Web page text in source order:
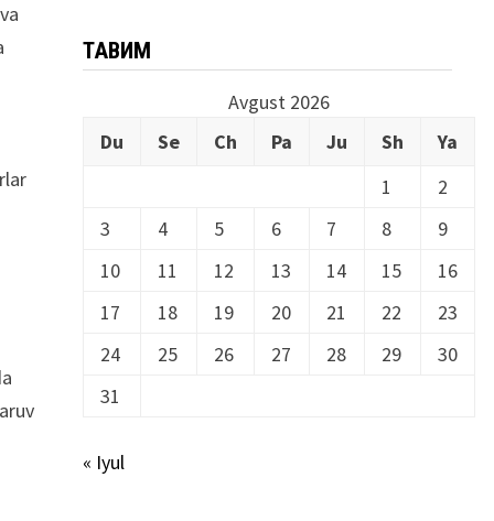
ТАҚВИМ
Avgust 2026
Du
Se Ch Pa Ju Sh
Ya
1
2
3
4 5 6 7 8
9
10
11 12 13 14 15
16
17
18 19 20 21 22
23
24
25 26 27 28 29
30
31
« Iyul